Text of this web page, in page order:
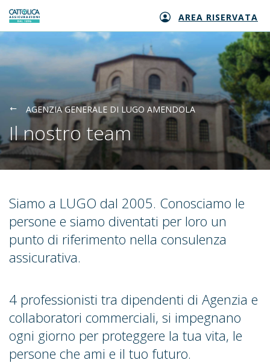
Generali logo AREA RISERVATA
AGENZIA GENERALE DI LUGO AMENDOLA
Il nostro team
Siamo a LUGO dal 2005. Conosciamo le
persone e siamo diventati per loro un
punto di riferimento nella consulenza
assicurativa.
4 professionisti tra dipendenti di Agenzia e
collaboratori commerciali, si impegnano
ogni giorno per proteggere la tua vita, le
persone che ami e il tuo futuro.